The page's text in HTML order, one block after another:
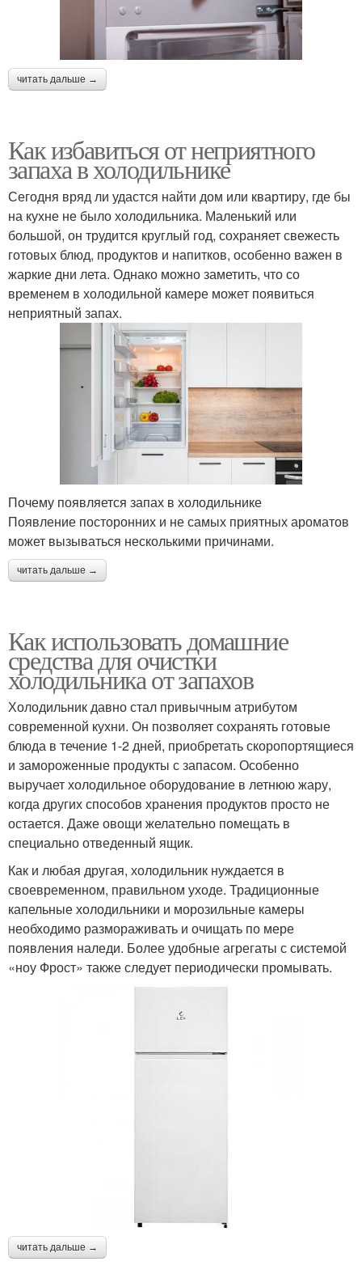
читать дальше →
Как избавиться от неприятного
запаха в холодильнике
Сегодня вряд ли удастся найти дом или квартиру, где бы
на кухне не было холодильника. Маленький или
большой, он трудится круглый год, сохраняет свежесть
готовых блюд, продуктов и напитков, особенно важен в
жаркие дни лета. Однако можно заметить, что со
временем в холодильной камере может появиться
неприятный запах.
Почему появляется запах в холодильнике
Появление посторонних и не самых приятных ароматов
может вызываться несколькими причинами.
читать дальше →
Как использовать домашние
средства для очистки
холодильника от запахов
Холодильник давно стал привычным атрибутом
современной кухни. Он позволяет сохранять готовые
блюда в течение 1-2 дней, приобретать скоропортящиеся
и замороженные продукты с запасом. Особенно
выручает холодильное оборудование в летнюю жару,
когда других способов хранения продуктов просто не
остается. Даже овощи желательно помещать в
специально отведенный ящик.
Как и любая другая, холодильник нуждается в
своевременном, правильном уходе. Традиционные
капельные холодильники и морозильные камеры
необходимо размораживать и очищать по мере
появления наледи. Более удобные агрегаты с системой
«ноу Фрост» также следует периодически промывать.
читать дальше →